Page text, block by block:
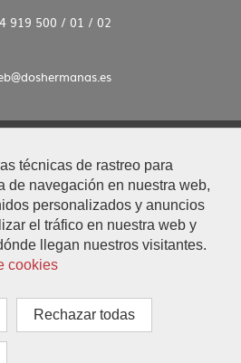
técnicas de rastreo para
de navegación en nuestra web,
personalizados y anuncios
el tráfico en nuestra web y
llegan nuestros visitantes.
cookies
Rechazar todas
919 500 / 01 / 02
y Protección de Datos
|
Mapa Web
|
Accesibilidad
|
|
Contacto